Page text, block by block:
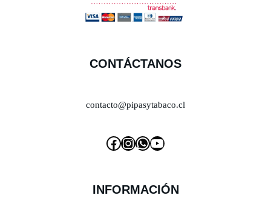
CONTÁCTANOS
contacto@pipasytabaco.cl
INFORMACIÓN